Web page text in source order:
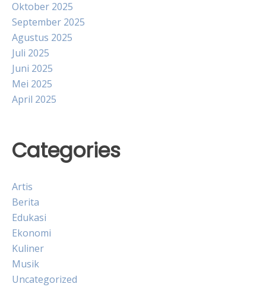
Oktober 2025
September 2025
Agustus 2025
Juli 2025
Juni 2025
Mei 2025
April 2025
Categories
Artis
Berita
Edukasi
Ekonomi
Kuliner
Musik
Uncategorized